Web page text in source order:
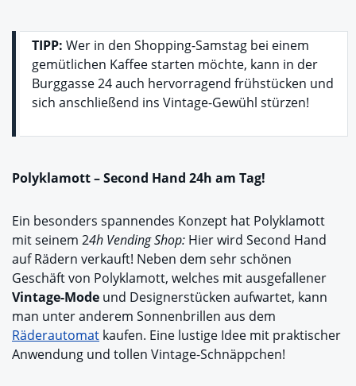
TIPP: Wer in den Shopping-Samstag bei einem
gemütlichen Kaffee starten möchte, kann in der
Burggasse 24 auch hervorragend frühstücken und
sich anschließend ins Vintage-Gewühl stürzen!
Polyklamott – Second Hand 24h am Tag!
Ein besonders spannendes Konzept hat Polyklamott
mit seinem 24h Vending Shop: Hier wird Second Hand
auf Rädern verkauft! Neben dem sehr schönen
Geschäft von Polyklamott, welches mit ausgefallener
Vintage-Mode und Designerstücken aufwartet, kann
man unter anderem Sonnenbrillen aus dem
Räderautomat kaufen. Eine lustige Idee mit praktischer
Anwendung und tollen Vintage-Schnäppchen!